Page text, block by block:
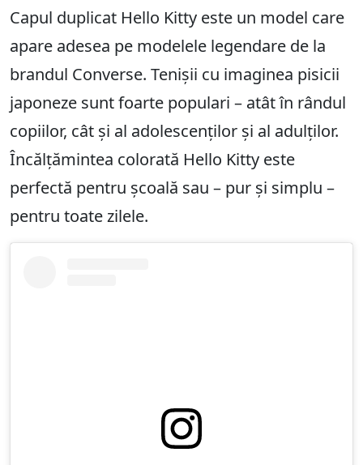
Capul duplicat Hello Kitty este un model care
apare adesea pe modelele legendare de la
brandul Converse. Tenișii cu imaginea pisicii
japoneze sunt foarte populari – atât în ​​rândul
copiilor, cât și al adolescenților și al adulților.
Încălțămintea colorată Hello Kitty este
perfectă pentru școală sau – pur și simplu –
pentru toate zilele.